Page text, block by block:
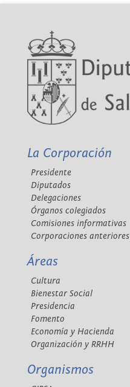
La Corporación
Presidente
Diputados
Delegaciones
Órganos colegiados
Comisiones informativas
Corporaciones anteriores
Áreas
Cultura
Bienestar Social
Presidencia
Fomento
Economía y Hacienda
Organización y RRHH
Organismos